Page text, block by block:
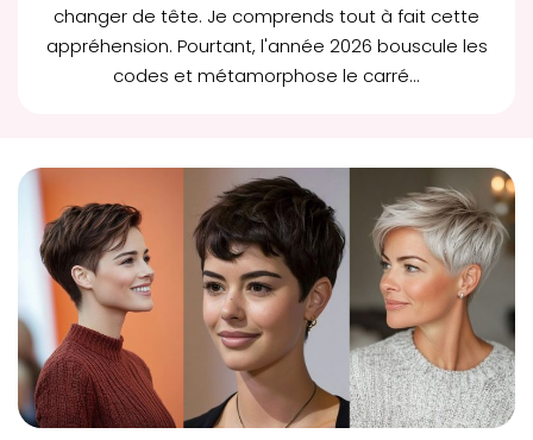
changer de tête. Je comprends tout à fait cette
appréhension. Pourtant, l'année 2026 bouscule les
codes et métamorphose le carré...